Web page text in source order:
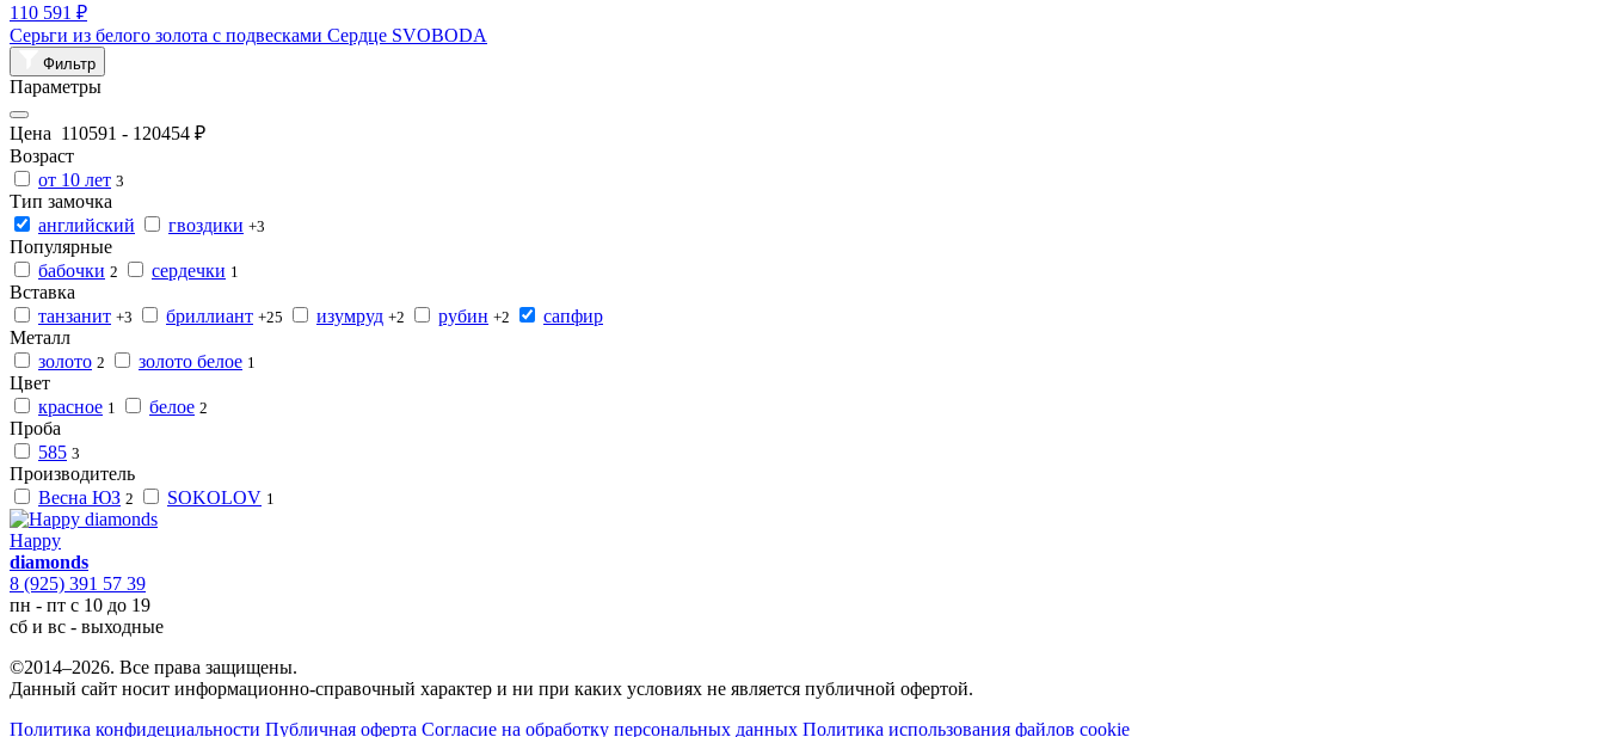
110 591 ₽
Серьги из белого золота с подвесками Сердце SVOBODA
Фильтр
Параметры
Цена 110591 - 120454 ₽
Возраст
от 10 лет 3
Тип замочка
английский
гвоздики +3
Популярные
бабочки 2 сердечки 1
Вставка
танзанит +3 бриллиант +25 изумруд +2 рубин +2
сапфир
Металл
золото 2 золото белое 1
Цвет
красное 1 белое 2
Проба
585 3
Производитель
Весна ЮЗ 2 SOKOLOV 1
Happy
diamonds
8 (925) 391 57 39
пн - пт с 10 до 19
сб и вс - выходные
©2014–2026. Все права защищены.
Данный сайт носит информационно-справочный характер и ни при каких условиях не является публичной офертой.
Политика конфидециальности Публичная оферта Согласие на обработку персональных данных Политика использования файлов cookie